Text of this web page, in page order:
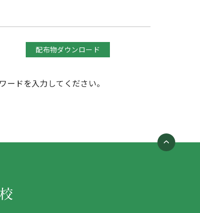
配布物ダウンロード
ドを入力してください。